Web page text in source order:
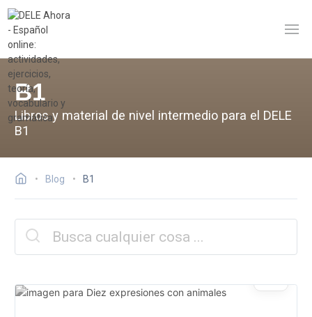
B1
Libros y material de nivel intermedio para el DELE
B1
Blog B1